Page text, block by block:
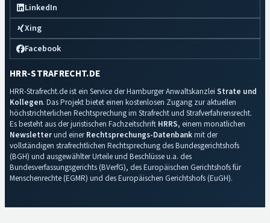
LinkedIn
Xing
Facebook
HRR-STRAFRECHT.DE
HRR-Strafrecht.de ist ein Service der Hamburger Anwaltskanzlei Strate und
Kollegen. Das Projekt bietet einen kostenlosen Zugang zur aktuellen
höchstrichterlichen Rechtsprechung im Strafrecht und Strafverfahrensrecht.
Es besteht aus der juristischen Fachzeitschrift HRRS, einem monatlichen
Newsletterund einerRechtsprechungs-Datenbankmit der
vollständigen strafrechtlichen Rechtsprechung des Bundesgerichtshofs
(BGH) und ausgewählter Urteile und Beschlüsse u.a. des
Bundesverfassungsgerichts (BVerfG), des Europäischen Gerichtshofs für
Menschenrechte (EGMR) und des Europäischen Gerichtshofs (EuGH).